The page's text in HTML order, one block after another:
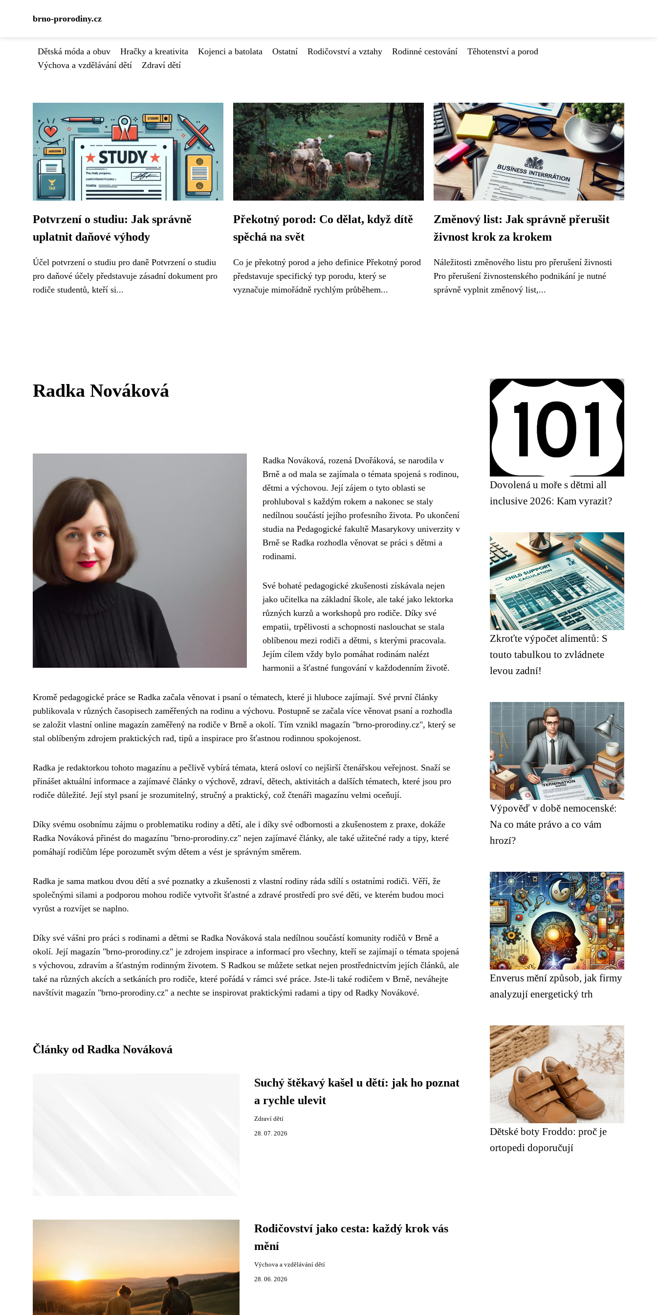
brno-prorodiny.cz
Dětská móda a obuv Hračky a kreativita Kojenci a batolata Ostatní Rodičovství a vztahy Rodinné cestování
Těhotenství a porod
Výchova a vzdělávání dětí
Zdraví dětí
Potvrzení o studiu: Jak správně
uplatnit daňové výhody
Účel potvrzení o studiu pro daně Potvrzení o studiu
pro daňové účely představuje zásadní dokument pro
rodiče studentů, kteří si...
Překotný porod: Co dělat, když dítě
spěchá na svět
Co je překotný porod a jeho definice Překotný porod
představuje specifický typ porodu, který se
vyznačuje mimořádně rychlým průběhem...
Změnový list: Jak správně přerušit
živnost krok za krokem
Náležitosti změnového listu pro přerušení živnosti
Pro přerušení živnostenského podnikání je nutné
správně vyplnit změnový list,...
Radka Nováková
Radka Nováková, rozená Dvořáková, se narodila v
Brně a od mala se zajímala o témata spojená s rodinou,
dětmi a výchovou. Její zájem o tyto oblasti se
prohluboval s každým rokem a nakonec se staly
nedílnou součástí jejího profesního života. Po ukončení
studia na Pedagogické fakultě Masarykovy univerzity v
Brně se Radka rozhodla věnovat se práci s dětmi a
rodinami.
Své bohaté pedagogické zkušenosti získávala nejen
jako učitelka na základní škole, ale také jako lektorka
různých kurzů a workshopů pro rodiče. Díky své
empatii, trpělivosti a schopnosti naslouchat se stala
oblíbenou mezi rodiči a dětmi, s kterými pracovala.
Jejím cílem vždy bylo pomáhat rodinám nalézt
harmonii a šťastné fungování v každodenním životě.
Kromě pedagogické práce se Radka začala věnovat i psaní o tématech, které ji hluboce zajímají. Své první články
publikovala v různých časopisech zaměřených na rodinu a výchovu. Postupně se začala více věnovat psaní a rozhodla
se založit vlastní online magazín zaměřený na rodiče v Brně a okolí. Tím vznikl magazín "brno-prorodiny.cz", který se
stal oblíbeným zdrojem praktických rad, tipů a inspirace pro šťastnou rodinnou spokojenost.
Radka je redaktorkou tohoto magazínu a pečlivě vybírá témata, která osloví co nejširší čtenářskou veřejnost. Snaží se
přinášet aktuální informace a zajímavé články o výchově, zdraví, dětech, aktivitách a dalších tématech, které jsou pro
rodiče důležité. Její styl psaní je srozumitelný, stručný a praktický, což čtenáři magazínu velmi oceňují.
Díky svému osobnímu zájmu o problematiku rodiny a dětí, ale i díky své odbornosti a zkušenostem z praxe, dokáže
Radka Nováková přinést do magazínu "brno-prorodiny.cz" nejen zajímavé články, ale také užitečné rady a tipy, které
pomáhají rodičům lépe porozumět svým dětem a vést je správným směrem.
Radka je sama matkou dvou dětí a své poznatky a zkušenosti z vlastní rodiny ráda sdílí s ostatními rodiči. Věří, že
společnými silami a podporou mohou rodiče vytvořit šťastné a zdravé prostředí pro své děti, ve kterém budou moci
vyrůst a rozvíjet se naplno.
Díky své vášni pro práci s rodinami a dětmi se Radka Nováková stala nedílnou součástí komunity rodičů v Brně a
okolí. Její magazín "brno-prorodiny.cz" je zdrojem inspirace a informací pro všechny, kteří se zajímají o témata spojená
s výchovou, zdravím a šťastným rodinným životem. S Radkou se můžete setkat nejen prostřednictvím jejích článků, ale
také na různých akcích a setkáních pro rodiče, které pořádá v rámci své práce. Jste-li také rodičem v Brně, neváhejte
navštívit magazín "brno-prorodiny.cz" a nechte se inspirovat praktickými radami a tipy od Radky Novákové.
Články od Radka Nováková
Suchý štěkavý kašel u dětí: jak ho poznat
a rychle ulevit
Zdraví dětí
28. 07. 2026
Rodičovství jako cesta: každý krok vás
mění
Výchova a vzdělávání dětí
28. 06. 2026
Dovolená u moře s dětmi all
inclusive 2026: Kam vyrazit?
Zkroťte výpočet alimentů: S
touto tabulkou to zvládnete
levou zadní!
Výpověď v době nemocenské:
Na co máte právo a co vám
hrozí?
Enverus mění způsob, jak firmy
analyzují energetický trh
Dětské boty Froddo: proč je
ortopedi doporučují